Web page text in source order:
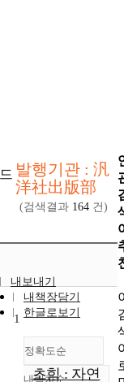
발행기관 : 汎
洋社出版部
(검색결과 164 건)
내보내기
내책장담기
한글로보기
정확도순
내림차순
1
초힘 : 자연